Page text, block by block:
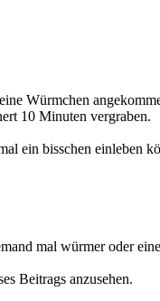
Würmchen
10 Minuten vergraben.
ein bisschen einleben
mal würmer oder
Beitrags anzusehen.